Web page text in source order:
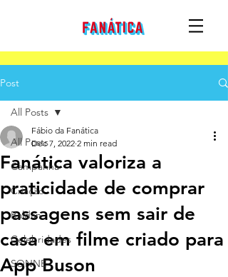
Post
All Posts
Campanha
Criação
Baldan
Celebridades
SONNE
All Posts
Fanática valoriza a
praticidade de comprar
passagens sem sair de
casa em filme criado para
App Buson
Fábio da Fanática
Dec 7, 2022 2 min read